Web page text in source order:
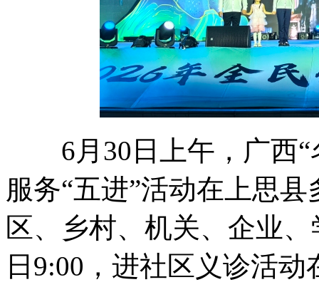
6月30日上午，广西“
服务“五进”活动在上思
区、乡村、机关、企业
日9:00，进社区义诊活